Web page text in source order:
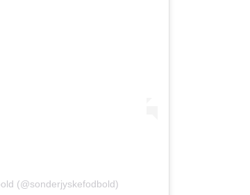
(@sonderjyskefodbold)
употреба на текстови, фотографии или податоци